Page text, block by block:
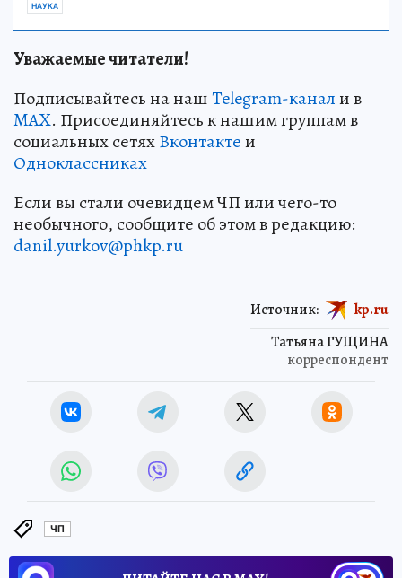
НАУКА
Уважаемые читатели!
Подписывайтесь на нашTelegram-канали в
MAX. Присоединяйтесь к нашим группам в
социальных сетяхВконтактеи
Одноклассниках
Если вы стали очевидцем ЧП или чего-то
необычного, сообщите об этом в редакцию:
danil.yurkov@phkp.ru
Татьяна ГУЩИНА
корреспондент
Источник: kp.ru
ЧП